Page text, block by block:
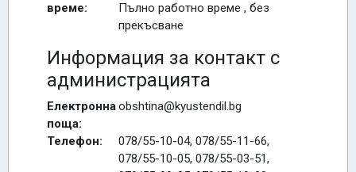
време:
Пълно работно време , без
прекъсване
Информация за контакт с
администрацията
Електронна
поща:
obshtina@kyustendil.bg
Телефон:
078/55-10-04, 078/55-11-66,
078/55-10-05, 078/55-03-51,